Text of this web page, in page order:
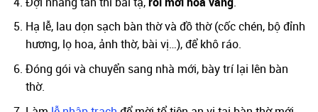
Hạ lễ, lau dọn sạch bàn thờ và đồ thờ (cốc chén, bộ đỉnh
hương, lọ hoa, ảnh thờ, bài vị…), để khô ráo.
Đóng gói và chuyển sang nhà mới, bày trí lại lên bàn
thờ.